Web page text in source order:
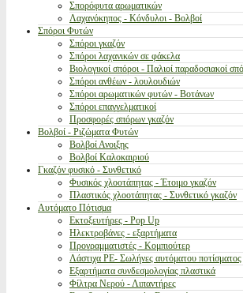
Σπορόφυτα αρωματικών
Λαχανόκηπος - Κόνδυλοι - Βολβοί
Σπόροι Φυτών
Σπόροι γκαζόν
Σπόροι λαχανικών σε φάκελα
Βιολογικοί σπόροι - Παλιοί παραδοσιακοί
Σπόροι ανθέων - λουλουδιών
Σπόροι αρωματικών φυτών - Βοτάνων
Σπόροι επαγγελματικοί
Προσφορές σπόρων γκαζόν
Βολβοί - Ριζώματα Φυτών
Βολβοί Ανοιξης
Βολβοί Καλοκαιριού
Γκαζόν φυσικό - Συνθετικό
Φυσικός χλοοτάπητας - Έτοιμο γκαζόν
Πλαστικός χλοοτάπητας - Συνθετικό γκαζόν
Αυτόματο Πότισμα
Εκτοξευτήρες - Pop Up
Ηλεκτροβάνες - εξαρτήματα
Προγραμματιστές - Κομπιούτερ
Λάστιχα PE- Σωλήνες αυτόματου ποτίσματος
Εξαρτήματα συνδεσμολογίας πλαστικά
Φίλτρα Νερού - Λιπαντήρες